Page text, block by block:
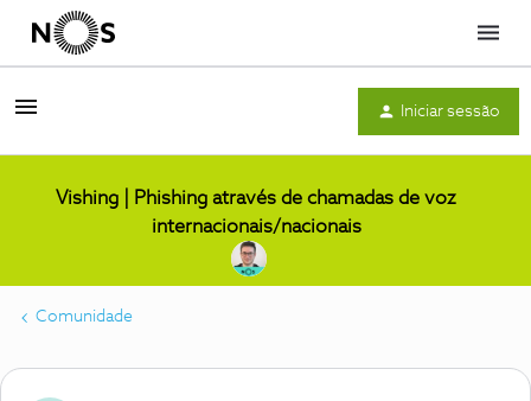
Menu
Iniciar sessão
Vishing | Phishing através de chamadas de voz
internacionais/nacionais
Comunidade